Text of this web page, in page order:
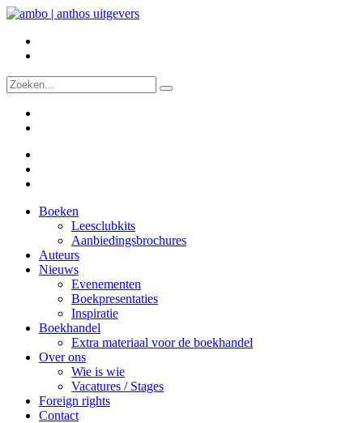
Boeken
Leesclubkits
Aanbiedingsbrochures
Auteurs
Nieuws
Evenementen
Boekpresentaties
Inspiratie
Boekhandel
Extra materiaal voor de boekhandel
Over ons
Wie is wie
Vacatures / Stages
Foreign rights
Contact